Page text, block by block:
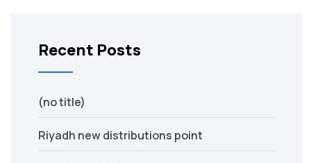
Recent Posts
(no title)
Riyadh new distributions point